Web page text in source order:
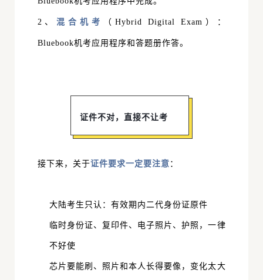
2、混合机考 （Hybrid Digital Exam）：
Bluebook机考应用程序和答题册作答。
证件不对，直接不让考
接下来，关于证件要求一定要注意 ：
大陆考生只认： 有效期内二代身份证原件
临时身份证、复印件、电子照片、护照，一律
不好使
芯片要能刷、照片和本人长得要像，变化太大